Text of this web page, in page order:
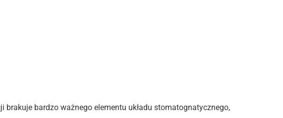
bardzo ważnego elementu układu stomatognatycznego,